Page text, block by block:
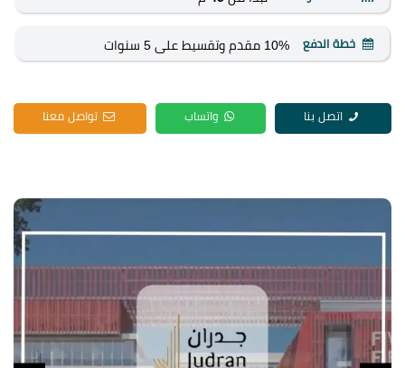
خطة الدفع 10% مقدم وتقسيط على 5 سنوات
اتصل بنا واتساب تواصل معنا